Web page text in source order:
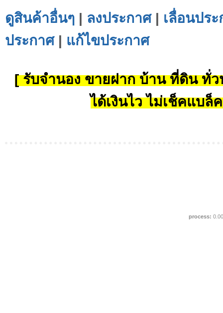
ดูสินค้าอื่นๆ | ลงประกาศ| เลื่อนปร
ประกาศ| แก้ไขประกาศ
[ รับจำนอง ขายฝาก บ้าน ที่ดิน ทั่ว
ได้เงินไว ไม่เช็คแบล็
process: